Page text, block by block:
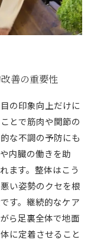
善の重要性
の印象向上だけに
とで筋肉や関節の
な不調の予防にも
内臓の働きを助
ます。整体はこう
い姿勢のクセを根
す。継続的なケア
ら足裏全体で地面
に定着させること